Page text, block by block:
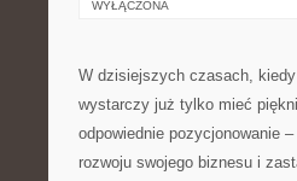
WYŁĄCZONA
W dzisiejszych czasach,
wystarczy już tylko mieć
odpowiednie pozycjonowanie
rozwoju swojego biznesu i